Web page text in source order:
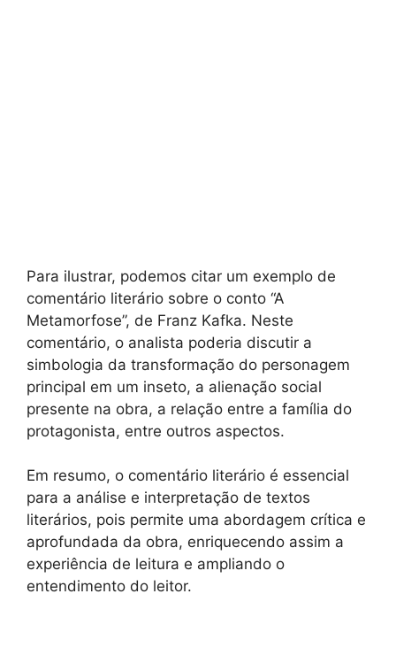
Para ilustrar, podemos citar um exemplo de
comentário literário sobre o conto “A
Metamorfose”, de Franz Kafka. Neste
comentário, o analista poderia discutir a
simbologia da transformação do personagem
principal em um inseto, a alienação social
presente na obra, a relação entre a família do
protagonista, entre outros aspectos.
Em resumo, o comentário literário é essencial
para a análise e interpretação de textos
literários, pois permite uma abordagem crítica e
aprofundada da obra, enriquecendo assim a
experiência de leitura e ampliando o
entendimento do leitor.